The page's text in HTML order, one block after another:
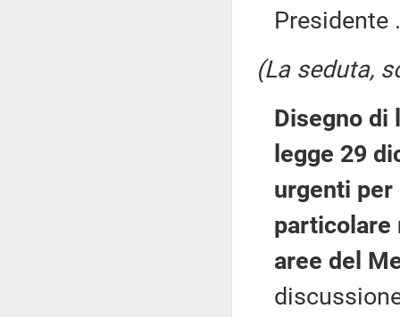
Presidente
(La seduta,
Disegno di
legge 29
urgenti
particolare
aree del